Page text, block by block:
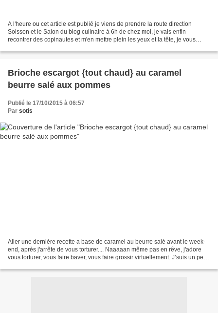
A l'heure ou cet article est publié je viens de prendre la route direction
Soisson et le Salon du blog culinaire à 6h de chez moi, je vais enfin
recontrer des copinautes et m'en mettre plein les yeux et la tête, je vous
Brioche escargot {tout chaud} au caramel
beurre salé aux pommes
Publié le 17/10/2015 à 06:57
Par sotis
Aller une dernière recette a base de caramel au beurre salé avant le week-
end, après j'arrête de vous torturer.... Naaaaan même pas en rêve, j'adore
vous torturer, vous faire baver, vous faire grossir virtuellement. J’suis un peu